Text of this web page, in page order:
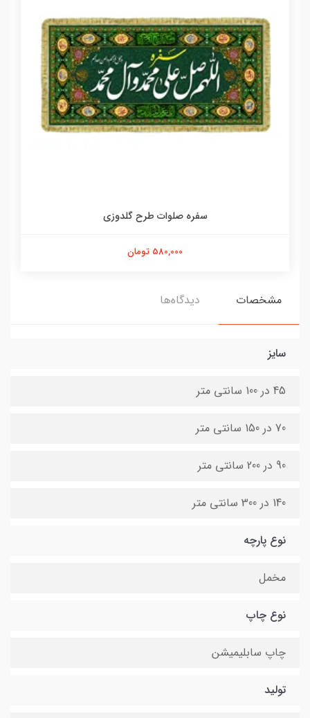
سفره صلوات طرح گلدوزی
580,000 تومان
مشخصات دیدگاه‌ها
سایز
45 در 100 سانتی متر
70 در 150 سانتی متر
90 در 200 سانتی متر
140 در 300 سانتی متر
نوع پارچه
مخمل
نوع چاپ
چاپ سابلیمیشن
تولید